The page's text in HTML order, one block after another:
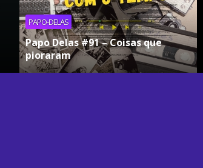
PAPO-DELAS
Papo Delas #91 – Coisas que
pioraram